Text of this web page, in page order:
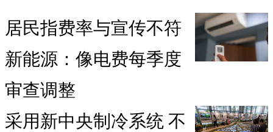
居民指费率与宣传不符
新能源：像电费每季度
审查调整
采用新中央制冷系统 不